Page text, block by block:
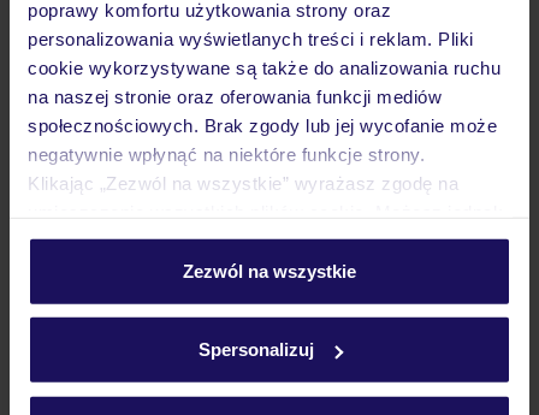
poprawy komfortu użytkowania strony oraz
personalizowania wyświetlanych treści i reklam. Pliki
cookie wykorzystywane są także do analizowania ruchu
na naszej stronie oraz oferowania funkcji mediów
społecznościowych. Brak zgody lub jej wycofanie może
negatywnie wpłynąć na niektóre funkcje strony.
Klikając „Zezwól na wszystkie” wyrażasz zgodę na
personalizować swój wybór wchodząc w zakładkę
Szczegółowe informacje o plikach cookie znajdziesz
Zezwól na wszystkie
Spersonalizuj
Atrakcje
Ważne informacje
Często zadawane pytania
Jak zmienić uczestników/osobę zgłaszającą?
Czy w Hotelu będzie przedstawiciel TUI?
pokładowe/bilety lotnicze?